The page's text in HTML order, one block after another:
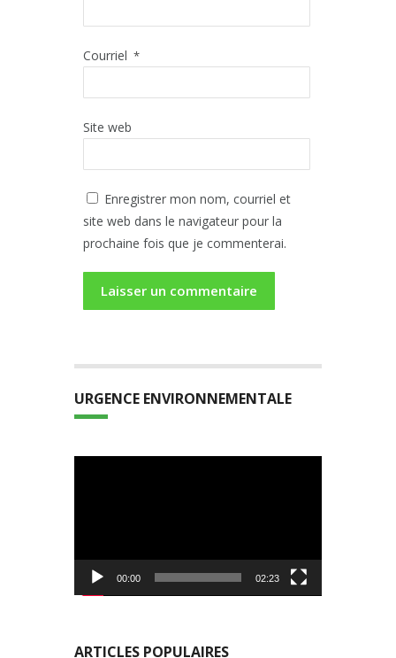
Courriel *
Site web
Enregistrer mon nom, courriel et
site web dans le navigateur pour la
prochaine fois que je commenterai.
URGENCE ENVIRONNEMENTALE
00:00 02:23
ARTICLES POPULAIRES